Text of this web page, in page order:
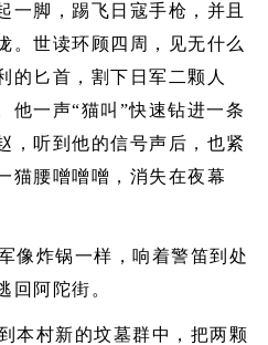
一脚，踢飞日寇手枪，并且
。世读环顾四周，见无什么
的匕首，割下日军二颗人
他一声“猫叫”快速钻进一条
，听到他的信号声后，也紧
猫腰噌噌噌，消失在夜幕
像炸锅一样，响着警笛到处
回阿陀街。
本村新的坟墓群中，把两颗